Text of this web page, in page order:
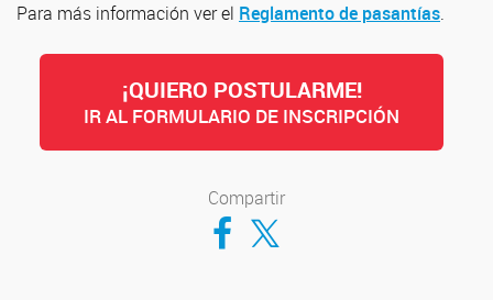
Para más información ver el Reglamento de pasantías.
¡QUIERO POSTULARME!
IR AL FORMULARIO DE INSCRIPCIÓN
Compartir
Compartir en Facebook
Compartir en Twitter